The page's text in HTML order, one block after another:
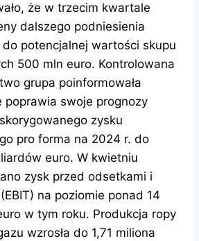
że w trzecim kwartale
dalszego podniesienia
potencjalnej wartości skupu
500 mln euro. Kontrolowana
grupa poinformowała
poprawia swoje prognozy
zysku
pro forma na 2024 r. do
euro. W kwietniu
zysk przed odsetkami i
na poziomie ponad 14
w tym roku. Produkcja ropy
wzrosła do 1,71 miliona